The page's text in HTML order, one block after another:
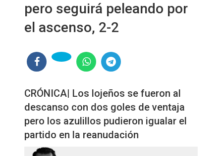
pero seguirá peleando por
el ascenso, 2-2
CRÓNICA| Los lojeños se fueron al
descanso con dos goles de ventaja
pero los azulillos pudieron igualar el
partido en la reanudación